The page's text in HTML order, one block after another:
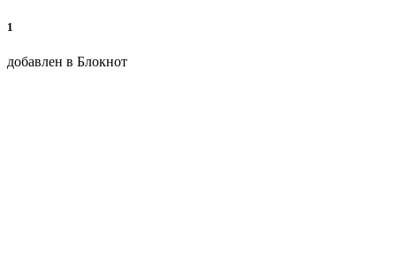
1
добавлен в Блокнот